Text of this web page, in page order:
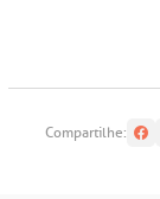
Compartilhe: